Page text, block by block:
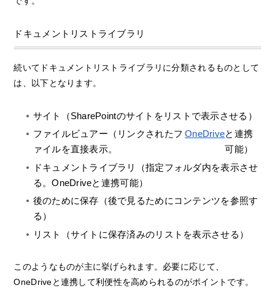
ドキュメントリストライブラリ
続いてドキュメントリストライブラリに分類されるものとして
は、以下となります。
サイト（SharePointのサイトをリストで表示させる）
ファイルビュアー（リンクされたフ
ァイルを直接表示。
OneDriveと連携
可能）
ドキュメントライブラリ（指定フォルダ内を表示させ
る。OneDriveと連携可能）
後のために保存（後で見るためにコンテンツを参照す
る）
リスト（サイトに保存済みのリストを表示させる）
このようなものが主に挙げられます。必要に応じて、
OneDriveと連携して利便性を高められるのがポイントです。